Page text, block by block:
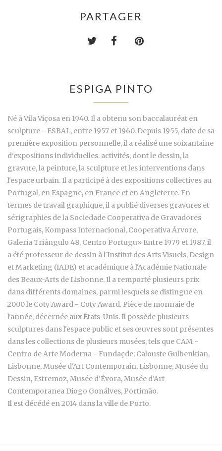
PARTAGER
ESPIGA PINTO
Né à Vila Viçosa en 1940. Il a obtenu son baccalauréat en
sculpture - ESBAL, entre 1957 et 1960. Depuis 1955, date de sa
première exposition personnelle, il a réalisé une soixantaine
d'expositions individuelles. activités, dont le dessin, la
gravure, la peinture, la sculpture et les interventions dans
l'espace urbain. Il a participé à des expositions collectives au
Portugal, en Espagne, en France et en Angleterre. En
termes de travail graphique, il a publié diverses gravures et
sérigraphies de la Sociedade Cooperativa de Gravadores
Portugais, Kompass Internacional, Cooperativa Árvore,
Galeria Triángulo 48, Centro Portugu» Entre 1979 et 1987, il
a été professeur de dessin à l'Institut des Arts Visuels, Design
et Marketing (IADE) et académique à l'Académie Nationale
des Beaux-Arts de Lisbonne. Il a remporté plusieurs prix
dans différents domaines, parmi lesquels se distingue en
2000 le Coty Award - Coty Award. Pièce de monnaie de
l'année, décernée aux États-Unis. Il possède plusieurs
sculptures dans l'espace public et ses œuvres sont présentes
dans les collections de plusieurs musées, tels que CAM -
Centro de Arte Moderna - Fundaçde; Calouste Gulbenkian,
Lisbonne, Musée d'Art Contemporain, Lisbonne, Musée du
Dessin, Estremoz, Musée d'Évora, Musée d'Art
Contemporanea Diogo Gonálves, Portimão.
Il est décédé en 2014 dans la ville de Porto.